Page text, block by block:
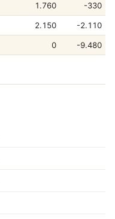
1.760 -330
2.150 -2.110
0 -9.480